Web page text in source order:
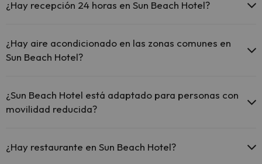
Aquí tienes más info sobre la piscina y otras instalaciones.
¿Hay recepción 24 horas en Sun Beach Hotel?
¿Hay aire acondicionado en las zonas comunes en
Sun Beach Hotel?
¿Sun Beach Hotel está adaptado para personas con
movilidad reducida?
reducida.
¿Hay restaurante en Sun Beach Hotel?